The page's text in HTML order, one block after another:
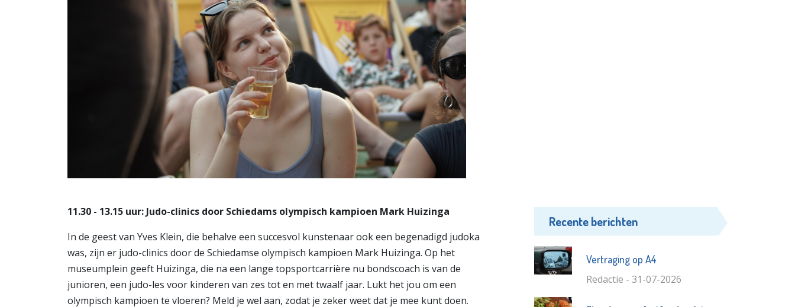
11.30 - 13.15 uur: Judo-clinics door Schiedams olympisch kampioen Mark Huizinga
​In de geest van Yves Klein, die behalve een succesvol kunstenaar ook een begenadigd judoka
was, zijn er judo-clinics door de Schiedamse olympisch kampioen Mark Huizinga. Op het
museumplein geeft Huizinga, die na een lange topsportcarrière nu bondscoach is van de
junioren, een judo-les voor kinderen van zes tot en met twaalf jaar. Lukt het jou om een
olympisch kampioen te vloeren? Meld je wel aan, zodat je zeker weet dat je mee kunt doen.
Recente berichten
Vertraging op A4
Redactie - 31-07-2026